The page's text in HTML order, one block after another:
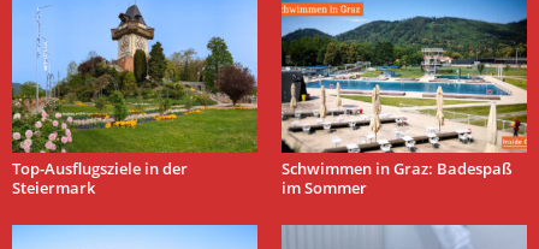
Top-Ausflugsziele in der
Steiermark
Schwimmen in Graz: Badespaß
im Sommer